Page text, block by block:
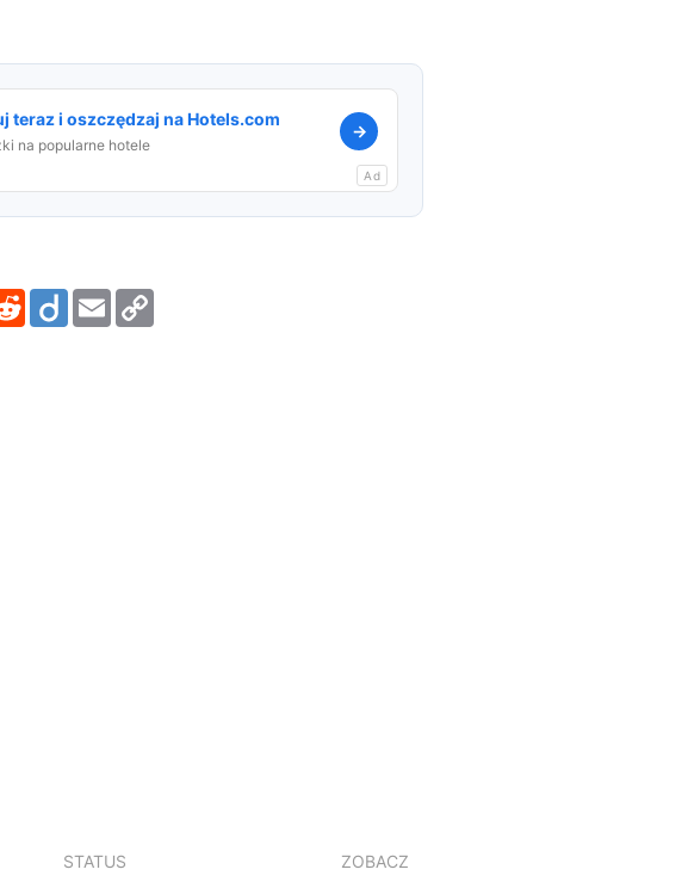
teraz i oszczędzaj na Hotels.com
na popularne hotele
→
Ad
RedditDiigo Email
STATUS ZOBACZ